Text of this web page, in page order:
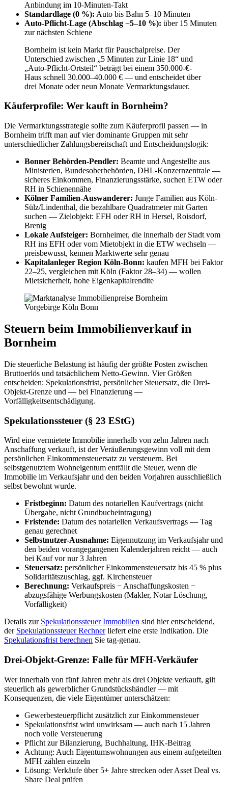
Anbindung im 10-Minuten-Takt
Standardlage (0 %): Auto bis Bahn 5–10 Minuten
Auto-Pflicht-Lage (Abschlag −5–10 %): über 15 Minuten
zur nächsten Schiene
Bornheim ist kein Markt für Pauschalpreise. Der
Unterschied zwischen „5 Minuten zur Linie 18“ und
„Auto-Pflicht-Ortsteil“ beträgt bei einem 350.000-€-
Haus schnell 30.000–40.000 € — und entscheidet über
drei Monate oder neun Monate Vermarktungsdauer.
Käuferprofile: Wer kauft in Bornheim?
Die Vermarktungsstrategie sollte zum Käuferprofil passen — in
Bornheim trifft man auf vier dominante Gruppen mit sehr
unterschiedlicher Zahlungsbereitschaft und Entscheidungslogik:
Bonner Behörden-Pendler: Beamte und Angestellte aus
Ministerien, Bundesoberbehörden, DHL-Konzernzentrale —
sicheres Einkommen, Finanzierungsstärke, suchen ETW oder
RH in Schienennähe
Kölner Familien-Auswanderer: Junge Familien aus Köln-
Sülz/Lindenthal, die bezahlbare Quadratmeter mit Garten
suchen — Zielobjekt: EFH oder RH in Hersel, Roisdorf,
Brenig
Lokale Aufsteiger: Bornheimer, die innerhalb der Stadt vom
RH ins EFH oder vom Mietobjekt in die ETW wechseln —
preisbewusst, kennen Marktwerte sehr genau
Kapitalanleger Region Köln-Bonn: kaufen MFH bei Faktor
22–25, vergleichen mit Köln (Faktor 28–34) — wollen
Mietsicherheit, hohe Eigenkapitalrendite
Steuern beim Immobilienverkauf in
Bornheim
Die steuerliche Belastung ist häufig der größte Posten zwischen
Bruttoerlös und tatsächlichem Netto-Gewinn. Vier Größen
entscheiden: Spekulationsfrist, persönlicher Steuersatz, die Drei-
Objekt-Grenze und — bei Finanzierung —
Vorfälligkeitsentschädigung.
Spekulationssteuer (§ 23 EStG)
Wird eine vermietete Immobilie innerhalb von zehn Jahren nach
Anschaffung verkauft, ist der Veräußerungsgewinn voll mit dem
persönlichen Einkommensteuersatz zu versteuern. Bei
selbstgenutztem Wohneigentum entfällt die Steuer, wenn die
Immobilie im Verkaufsjahr und den beiden Vorjahren ausschließlich
selbst bewohnt wurde.
Fristbeginn: Datum des notariellen Kaufvertrags (nicht
Übergabe, nicht Grundbucheintragung)
Fristende: Datum des notariellen Verkaufsvertrags — Tag
genau gerechnet
Selbstnutzer-Ausnahme: Eigennutzung im Verkaufsjahr und
den beiden vorangegangenen Kalenderjahren reicht — auch
bei Kauf vor nur 3 Jahren
Steuersatz: persönlicher Einkommensteuersatz bis 45 % plus
Solidaritätszuschlag, ggf. Kirchensteuer
Berechnung: Verkaufspreis − Anschaffungskosten −
abzugsfähige Werbungskosten (Makler, Notar Löschung,
Vorfälligkeit)
Details zur Spekulationssteuer Immobilien sind hier entscheidend,
der Spekulationssteuer Rechnerliefert eine erste Indikation. Die
Spekulationsfrist berechnen Sie tag-genau.
Drei-Objekt-Grenze: Falle für MFH-Verkäufer
Wer innerhalb von fünf Jahren mehr als drei Objekte verkauft, gilt
steuerlich als gewerblicher Grundstückshändler — mit
Konsequenzen, die viele Eigentümer unterschätzen:
Gewerbesteuerpflicht zusätzlich zur Einkommensteuer
Spekulationsfrist wird unwirksam — auch nach 15 Jahren
noch volle Versteuerung
Pflicht zur Bilanzierung, Buchhaltung, IHK-Beitrag
Achtung: Auch Eigentumswohnungen aus einem aufgeteilten
MFH zählen einzeln
Lösung: Verkäufe über 5+ Jahre strecken oder Asset Deal vs.
Share Deal prüfen